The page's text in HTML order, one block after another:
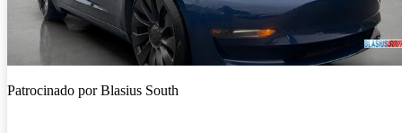
Patrocinado porBlasius South